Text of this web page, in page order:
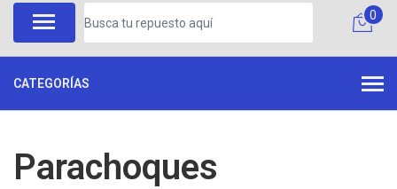
0
CATEGORÍAS
Parachoques